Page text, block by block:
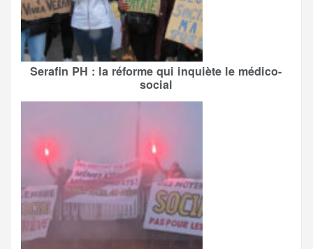
Serafin PH : la réforme qui inquiète le médico-
social